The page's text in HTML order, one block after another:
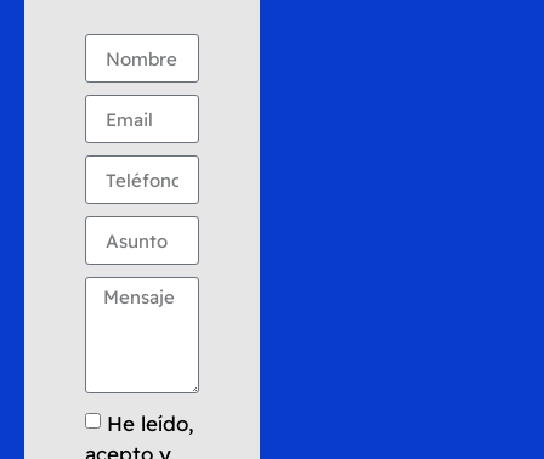
He leído,
acepto y